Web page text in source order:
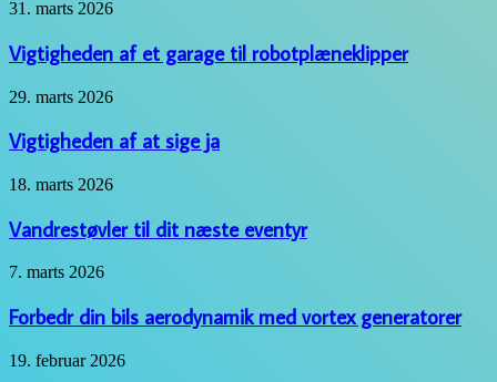
Vigtigheden
et
garage
til
robotplæneklipper
31. marts 2026
Vigtigheden af et garage til robotplæneklipper
Vigtigheden
at
sige
ja
29. marts 2026
Vigtigheden af at sige ja
Vandrestøvler
dit
næste
eventyr
18. marts 2026
Vandrestøvler til dit næste eventyr
Forbedr
bils
aerodynamik
med
vortex
7. marts 2026
Forbedr din bils aerodynamik med vortex generatorer
Lej
19. februar 2026